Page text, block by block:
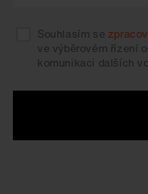
Souhlasím se
ve výběrovém řízení
komunikaci dalších